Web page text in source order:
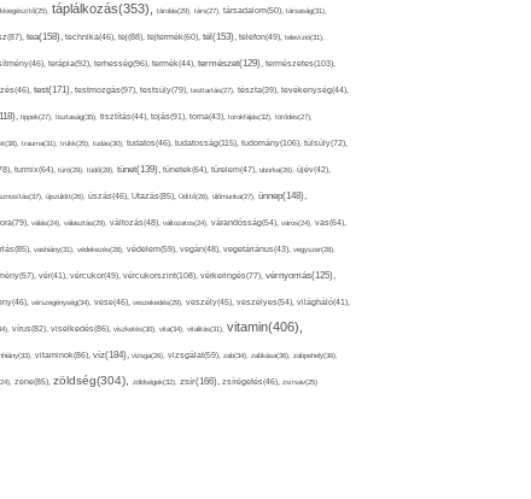
táplálkozás(353), tárolás(29), társ(27), társadalom(50), társaság(31),
tea(158), technika(46), tej(88), tejtermék(60), tél(153), telefon(49), televízió(31),
terápia(92), terhesség(96), termék(44), természet(129), természetes(103),
test(171), testmozgás(97), testsúly(79), testtartás(27), tészta(39), tevékenység(44),
tippek(27), tisztaság(35), tisztítás(44), tojás(91), torna(43), torokfájás(32), törődés(27),
trauma(31), trükk(25), tudás(30), tudatos(46), tudatosság(115), tudomány(106), túlsúly(72),
turmix(64), túró(29), tüdő(28), tünet(139), tünetek(64), türelem(47), uborka(26), újév(42),
újszülött(26), úszás(46), Utazás(85), Üdítő(26), ülőmunka(27), ünnep(148),
válás(24), választás(29), változás(48), változatos(24), várandósság(54), város(24), vas(64),
vashiány(31), védekezés(28), védelem(59), vegán(48), vegetáriánus(43), vegyszer(28),
vér(41), vércukor(49), vércukorszint(108), vérkeringés(77), vérnyomás(125),
vérszegénység(34), vese(46), veszekedés(29), veszély(45), veszélyes(54), világháló(41),
vírus(82), viselkedés(86), viszketés(30), vita(34), vitalitás(31), vitamin(406),
vitaminok(86), víz(184), vizsga(26), vizsgálat(59), zab(34), zabkása(36), zabpehely(36),
zene(85), zöldség(304), zöldségek(32), zsír(166), zsírégetés(46), zsírsav(25)